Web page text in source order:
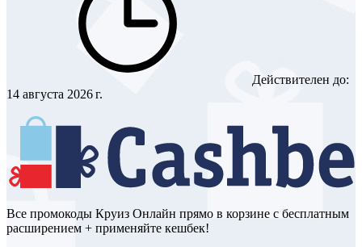
Действителен до:
14 августа 2026 г.
Все промокоды Круиз Онлайн прямо в корзине с бесплатным
расширением + применяйте кешбек!